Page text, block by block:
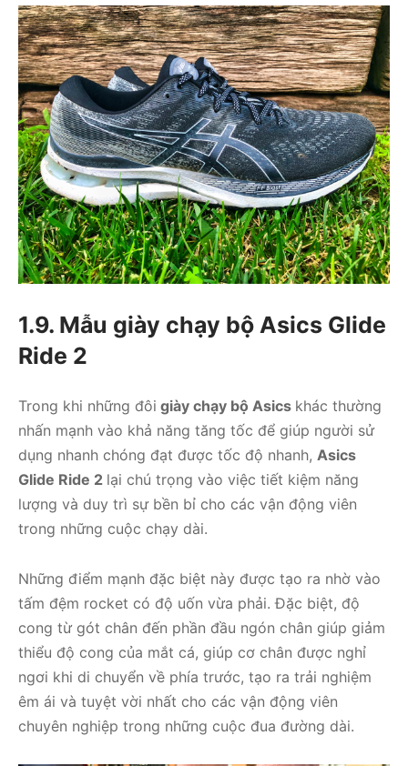
1.9. Mẫu giày chạy bộ Asics Glide
Ride 2
Trong khi những đôi giày chạy bộ Asics khác thường
nhấn mạnh vào khả năng tăng tốc để giúp người sử
dụng nhanh chóng đạt được tốc độ nhanh, Asics
Glide Ride 2 lại chú trọng vào việc tiết kiệm năng
lượng và duy trì sự bền bỉ cho các vận động viên
trong những cuộc chạy dài.
Những điểm mạnh đặc biệt này được tạo ra nhờ vào
tấm đệm rocket có độ uốn vừa phải. Đặc biệt, độ
cong từ gót chân đến phần đầu ngón chân giúp giảm
thiểu độ cong của mắt cá, giúp cơ chân được nghỉ
ngơi khi di chuyển về phía trước, tạo ra trải nghiệm
êm ái và tuyệt vời nhất cho các vận động viên
chuyên nghiệp trong những cuộc đua đường dài.